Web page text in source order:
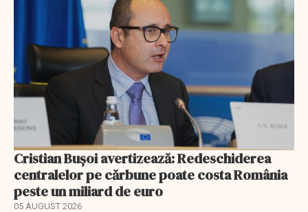
Cristian Bușoi avertizează: Redeschiderea
centralelor pe cărbune poate costa România
peste un miliard de euro
05 AUGUST 2026